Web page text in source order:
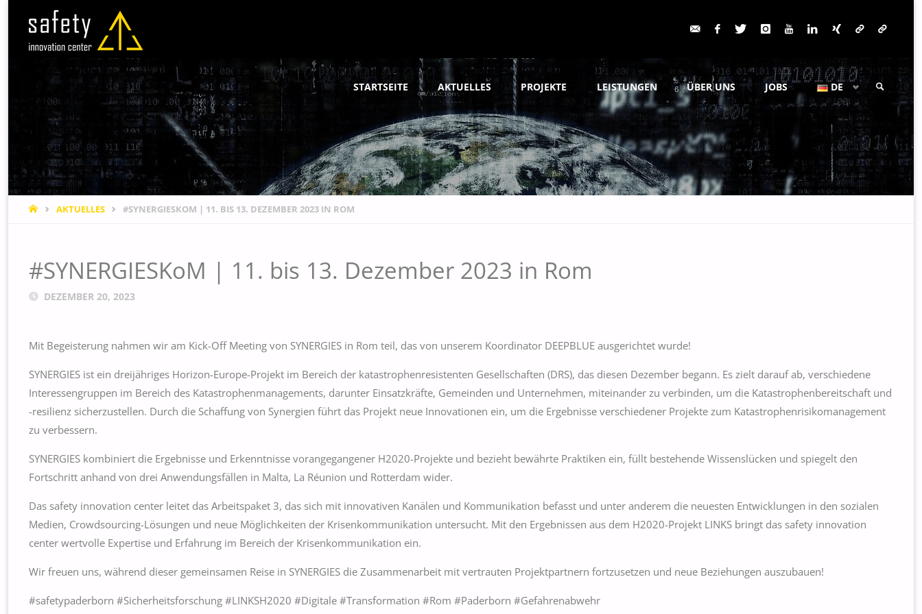
Skip
content
STARTSEITE AKTUELLES PROJEKTE LEISTUNGEN ÜBER UNS JOBS DE
SUCHE
STARTSEITE
AKTUELLES #SYNERGIESKOM | 11. BIS 13. DEZEMBER 2023 IN ROM
#SYNERGIESKoM | 11. bis 13. Dezember 2023 in Rom
DEZEMBER 20, 2023
Mit Begeisterung nahmen wir am Kick-Off Meeting von SYNERGIES in Rom teil, das von unserem Koordinator DEEPBLUE ausgerichtet wurde!
SYNERGIES ist ein dreijähriges Horizon-Europe-Projekt im Bereich der katastrophenresistenten Gesellschaften (DRS), das diesen Dezember begann. Es zielt darauf ab, verschiedene
Interessengruppen im Bereich des Katastrophenmanagements, darunter Einsatzkräfte, Gemeinden und Unternehmen, miteinander zu verbinden, um die Katastrophenbereitschaft und
-resilienz sicherzustellen. Durch die Schaffung von Synergien führt das Projekt neue Innovationen ein, um die Ergebnisse verschiedener Projekte zum Katastrophenrisikomanagement
zu verbessern.
SYNERGIES kombiniert die Ergebnisse und Erkenntnisse vorangegangener H2020-Projekte und bezieht bewährte Praktiken ein, füllt bestehende Wissenslücken und spiegelt den
Fortschritt anhand von drei Anwendungsfällen in Malta, La Réunion und Rotterdam wider.
Das safety innovation center leitet das Arbeitspaket 3, das sich mit innovativen Kanälen und Kommunikation befasst und unter anderem die neuesten Entwicklungen in den sozialen
Medien, Crowdsourcing-Lösungen und neue Möglichkeiten der Krisenkommunikation untersucht. Mit den Ergebnissen aus dem H2020-Projekt LINKS bringt das safety innovation
center wertvolle Expertise und Erfahrung im Bereich der Krisenkommunikation ein.
Wir freuen uns, während dieser gemeinsamen Reise in SYNERGIES die Zusammenarbeit mit vertrauten Projektpartnern fortzusetzen und neue Beziehungen auszubauen!
#safetypaderborn #Sicherheitsforschung #LINKSH2020 #Digitale #Transformation #Rom #Paderborn #Gefahrenabwehr